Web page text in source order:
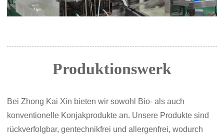
Produktionswerk
Bei Zhong Kai Xin bieten wir sowohl Bio- als auch
konventionelle Konjakprodukte an. Unsere Produkte sind
rückverfolgbar, gentechnikfrei und allergenfrei, wodurch